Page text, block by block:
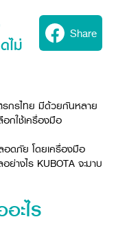
ไทย
ไม่
Share
กรไทย มีด้วยกันหลาย
กใช้เครื่องมือ
อดภัย โดยเครื่องมือ
ย่างไร KUBOTA จะมาบ
ะไร